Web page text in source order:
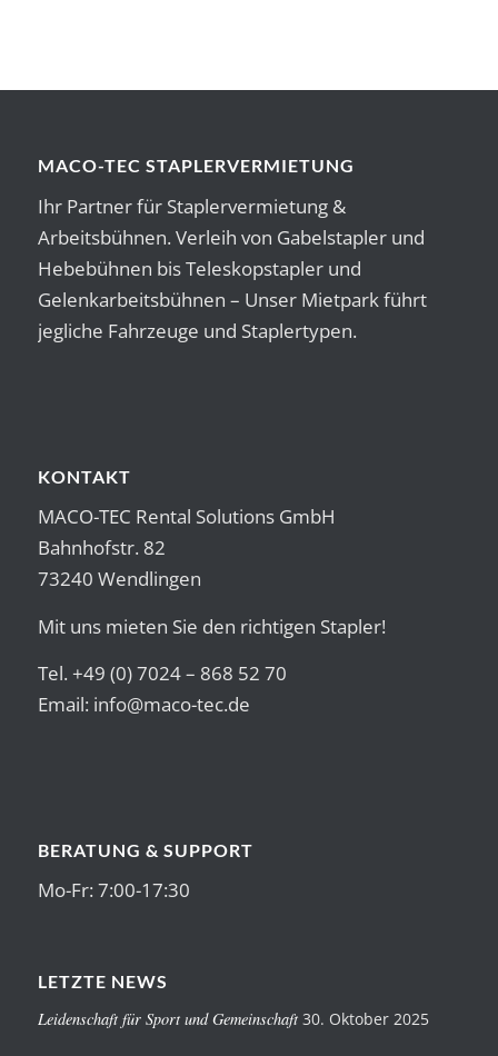
MACO-TEC STAPLERVERMIETUNG
Ihr Partner für Staplervermietung &
Arbeitsbühnen. Verleih von Gabelstapler und
Hebebühnen bis Teleskopstapler und
Gelenkarbeitsbühnen – Unser Mietpark führt
jegliche Fahrzeuge und Staplertypen.
KONTAKT
MACO-TEC Rental Solutions GmbH
Bahnhofstr. 82
73240 Wendlingen
Mit uns mieten Sie den richtigen Stapler!
Tel. +49 (0) 7024 – 868 52 70
Email: info@maco-tec.de
BERATUNG & SUPPORT
Mo-Fr: 7:00-17:30
LETZTE NEWS
Leidenschaft für Sport und Gemeinschaft 30. Oktober 2025